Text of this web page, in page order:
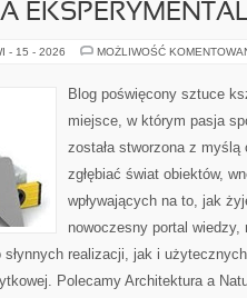
- 15 - 2026 MOŻLIWOŚĆ
Blog poświęcony sztuce
miejsce, w którym pasja
została stworzona z
zgłębiać świat obiektów,
wpływających na to, jak
nowoczesny portal
słynnych realizacji, jak i
Polecamy Architektura a